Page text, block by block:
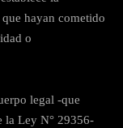
hayan cometido
o
legal -que
la Ley N° 29356-